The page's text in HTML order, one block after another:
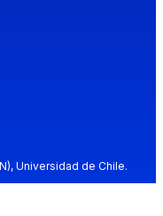
Universidad de Chile.